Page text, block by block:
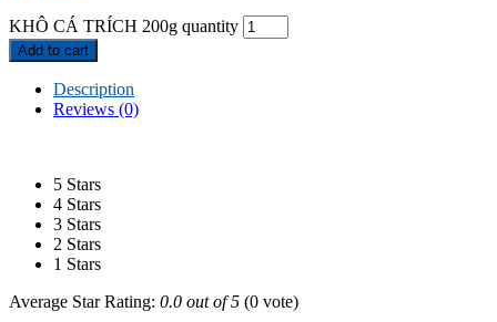
KHÔ CÁ TRÍCH 200g quantity
Add to cart
Description
Reviews (0)
5 Stars
4 Stars
3 Stars
2 Stars
1 Stars
Average Star Rating: 0.0 out of 5 (0 vote)